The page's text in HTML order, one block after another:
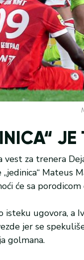
JE
vest za trenera
će sa
isteku ugovora, a
jer se
golmana.